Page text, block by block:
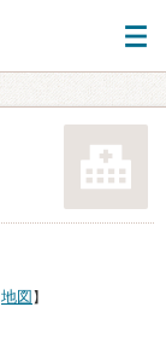
地図 】